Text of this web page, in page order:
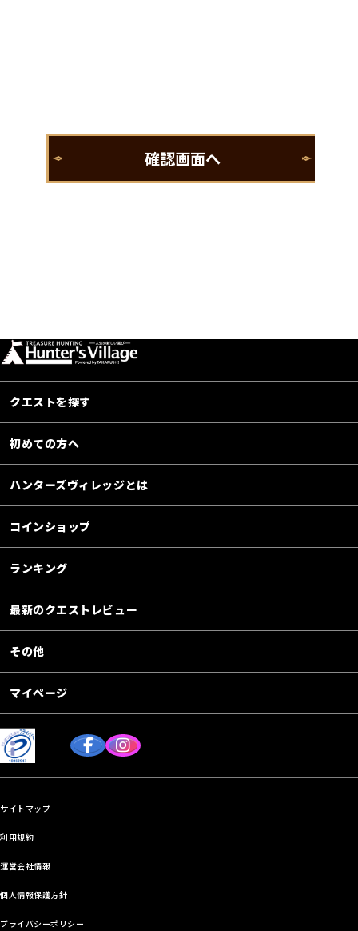
クエストを探す
初めての方へ
ハンターズヴィレッジとは
コインショップ
ランキング
最新のクエストレビュー
その他
マイページ
サイトマップ
利用規約
運営会社情報
個人情報保護方針
プライバシーポリシー